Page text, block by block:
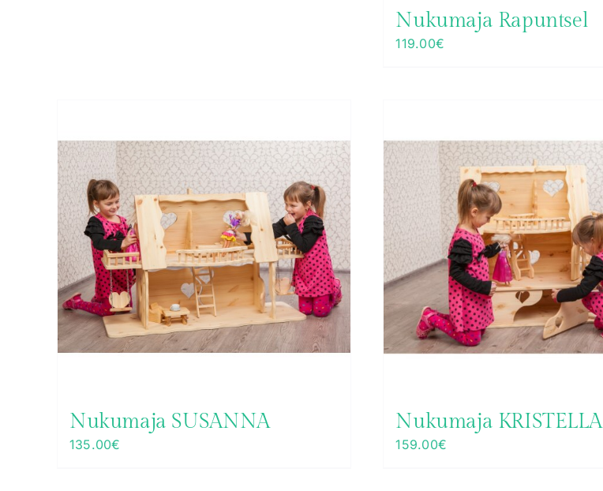
Nukumaja Rapuntsel
119.00€
Nukumaja SUSANNA
135.00€
Nukumaja KRISTELLA
159.00€